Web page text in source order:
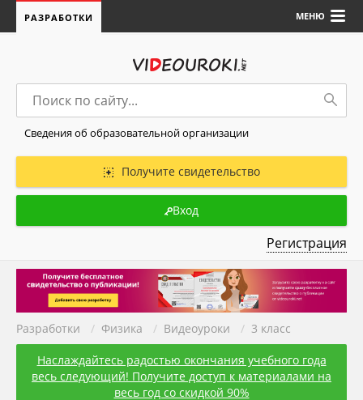
МЕНЮ
РАЗРАБОТКИ
Сведения об образовательной организации
Получите свидетельство
Вход
Регистрация
Разработки / Физика / Видеоуроки / 3 класс
Наслаждайтесь радостью окончания учебного года
весь следующий! Получите доступ к материалами на
весь год со скидкой 90%